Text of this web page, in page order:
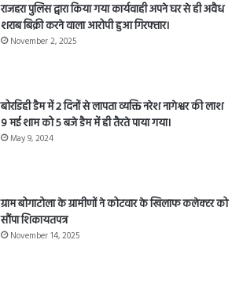
राजहरा पुलिस द्वारा किया गया कार्यवाही अपने घर से ही अवैध
शराब बिक्री करने वाला आरोपी हुआ गिरफ्तार।
November 2, 2025
बोरडिही डैम में 2 दिनों से लापता व्यक्ति नरेश नागेश्वर की लाश
9 मई शाम को 5 बजे डैम में ही तैरते पाया गया।
May 9, 2024
ग्राम बोगाटोला के ग्रामीणों ने कोटवार के खिलाफ कलेक्टर को
सौंपा शिकायतपत्र
November 14, 2025